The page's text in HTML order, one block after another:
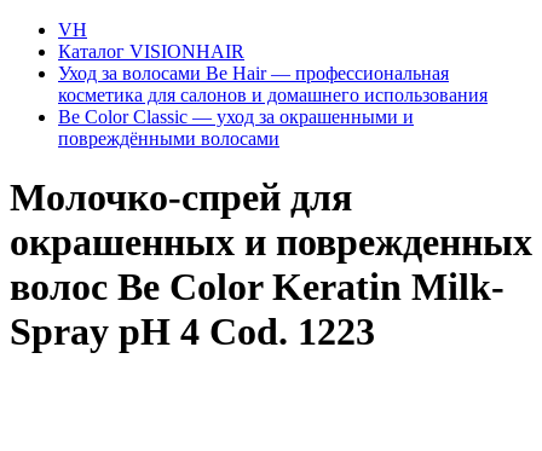
VH
Каталог VISIONHAIR
Уход за волосами Be Hair — профессиональная
косметика для салонов и домашнего использования
Be Color Classic — уход за окрашенными и
повреждёнными волосами
Молочко-спрей для
окрашенных и поврежденных
волос Be Color Keratin Milk-
Spray pH 4 Cod. 1223